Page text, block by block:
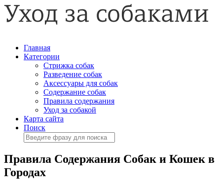
Главная
Категории
Стрижка собак
Разведение собак
Аксессуары для собак
Содержание собак
Правила содержания
Уход за собакой
Карта сайта
Поиск
Правила Содержания Собак и Кошек в
Городах